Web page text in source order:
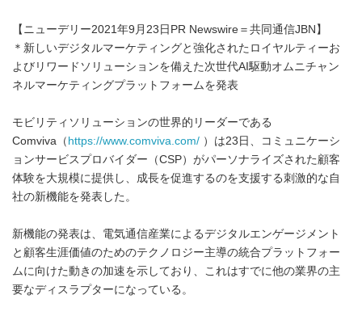
【ニューデリー2021年9月23日PR Newswire＝共同通信JBN】
＊新しいデジタルマーケティングと強化されたロイヤルティーお
よびリワードソリューションを備えた次世代AI駆動オムニチャン
ネルマーケティングプラットフォームを発表
モビリティソリューションの世界的リーダーである
Comviva（ https://www.comviva.com/ ）は23日、コミュニケーシ
ョンサービスプロバイダー（CSP）がパーソナライズされた顧客
体験を大規模に提供し、成長を促進するのを支援する刺激的な自
社の新機能を発表した。
新機能の発表は、電気通信産業によるデジタルエンゲージメント
と顧客生涯価値のためのテクノロジー主導の統合プラットフォー
ムに向けた動きの加速を示しており、これはすでに他の業界の主
要なディスラプターになっている。